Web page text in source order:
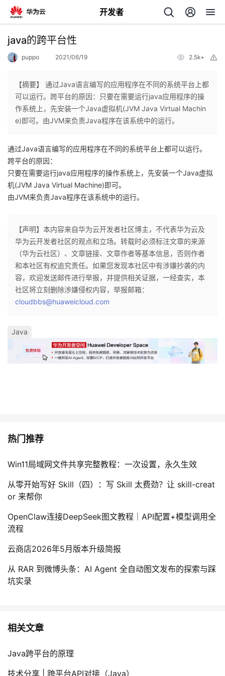
开发者
返
个
人
主
页
我
的
开
者
我
的
我
动
关
注
的
开
发
者
我
课
程
的
认
我
的
我
我
的
Programs
我
的
持
的
术
支
我
云
声
java的跨平台性
puppo 2021/06/19 2.5k+
【摘要】 通过Java语言编写的应用程序在不同的系统平台上都
可以运行。跨平台的原因：只要在需要运行java应用程序的操
作系统上，先安装一个Java虚拟机(JVM Java Virtual Machin
e)即可。由JVM来负责Java程序在该系统中的运行。
通过Java语言编写的应用程序在不同的系统平台上都可以运行。
跨平台的原因：
只要在需要运行java应用程序的操作系统上，先安装一个Java虚拟
机(JVM Java Virtual Machine)即可。
由JVM来负责Java程序在该系统中的运行。
【声明】本内容来自华为云开发者社区博主，不代表华为云及
华为云开发者社区的观点和立场。转载时必须标注文章的来源
（华为云社区）、文章链接、文章作者等基本信息，否则作者
和本社区有权追究责任。如果您发现本社区中有涉嫌抄袭的内
容，欢迎发送邮件进行举报，并提供相关证据，一经查实，本
社区将立刻删除涉嫌侵权内容，举报邮箱：
cloudbbs@huaweicloud.com
Java
热门推荐
Win11局域网文件共享完整教程：一次设置，永久生效
从零开始写好 Skill（四）：写 Skill 太费劲？让 skill-creat
or 来帮你
OpenClaw连接DeepSeek图文教程｜API配置+模型调用全
流程
云商店2026年5月版本升级简报
从 RAR 到微博头条：AI Agent 全自动图文发布的探索与踩
坑实录
相关文章
Java跨平台的原理
技术分享 | 跨平台API对接（Java）